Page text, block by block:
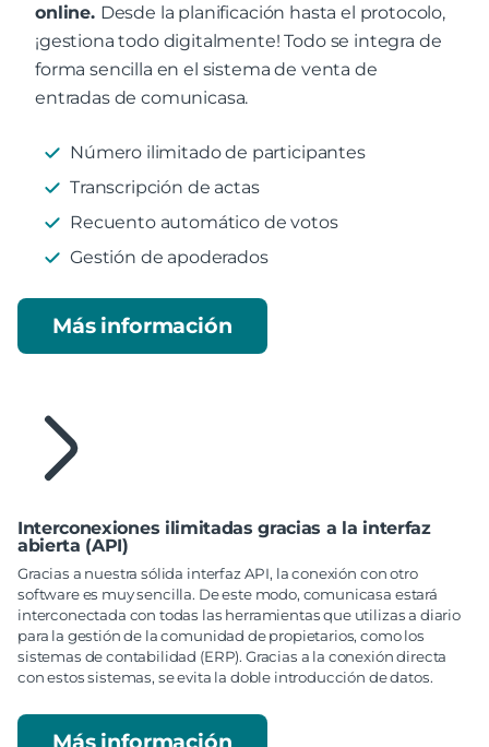
online. Desde la planificación hasta el protocolo,
¡gestiona todo digitalmente! Todo se integra de
forma sencilla en el sistema de venta de
entradas de comunicasa.
Número ilimitado de participantes
Transcripción de actas
Recuento automático de votos
Gestión de apoderados
Más información
Interconexiones ilimitadas gracias a la interfaz
abierta (API)
Gracias a nuestra sólida interfaz API, la conexión con otro
software es muy sencilla. De este modo, comunicasa estará
interconectada con todas las herramientas que utilizas a diario
para la gestión de la comunidad de propietarios, como los
sistemas de contabilidad (ERP). Gracias a la conexión directa
con estos sistemas, se evita la doble introducción de datos.
Más información